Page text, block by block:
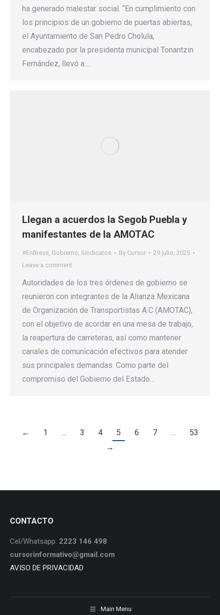
ha generado malestar social. “En cumplimiento con
los principios de un gobierno de puertas abiertas,
el Ayuntamiento de San Pedro Cholula,
encabezado por la presidenta municipal Tonantzin
Fernández, llevó a…
Llegan a acuerdos la Segob Puebla y
manifestantes de la AMOTAC
#EnBreve, Gobierno, Sindicatos By Cursor
29 julio, 2025
Leave a comment
Autoridades de los tres órdenes de gobierno se
reunieron con integrantes de la Alianza Mexicana
de Organización de Transportistas A.C (AMOTAC),
con el objetivo de acordar en una mesa de trabajo,
la reapertura de carreteras, así como mantener
canales de comunicación efectivos para atender
sus principales demandas. Como parte del
compromiso del Gobierno del Estado…
← 1 … 3 4 5 6 7 …
53
→
CONTACTO
Cel/Whatsapp. 2223 146 498
cursorinformativo@gmail.com
AVISO DE PRIVACIDAD
Main Menu